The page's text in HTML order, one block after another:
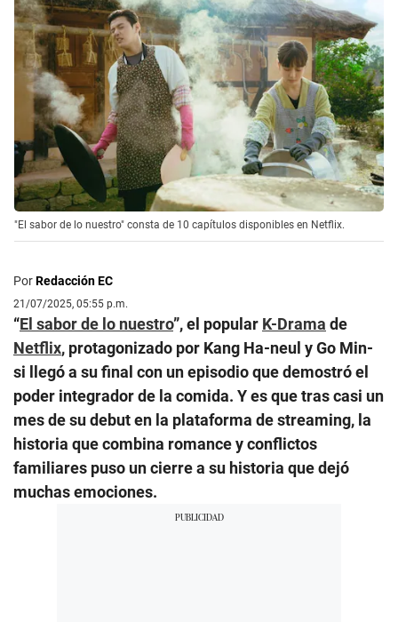
"El sabor de lo nuestro" consta de 10 capítulos disponibles en Netflix.
PorRedacción EC
21/07/2025, 05:55 p.m.
“El sabor de lo nuestro”, el popular K-Drama de
Netflix, protagonizado por Kang Ha-neul y Go Min-
si llegó a su final con un episodio que demostró el
poder integrador de la comida. Y es que tras casi un
mes de su debut en la plataforma de streaming, la
historia que combina romance y conflictos
familiares puso un cierre a su historia que dejó
muchas emociones.